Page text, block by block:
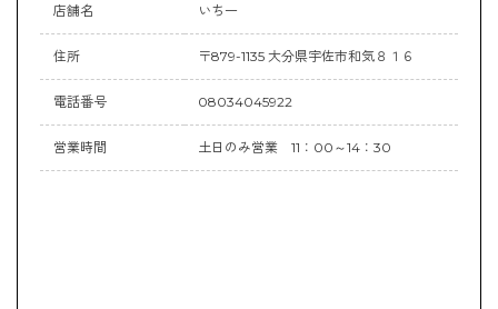
店舗名 いち一
住所 〒879-1135 大分県宇佐市和気８１６
電話番号 08034045922
営業時間 土日のみ営業 11：00～14：30